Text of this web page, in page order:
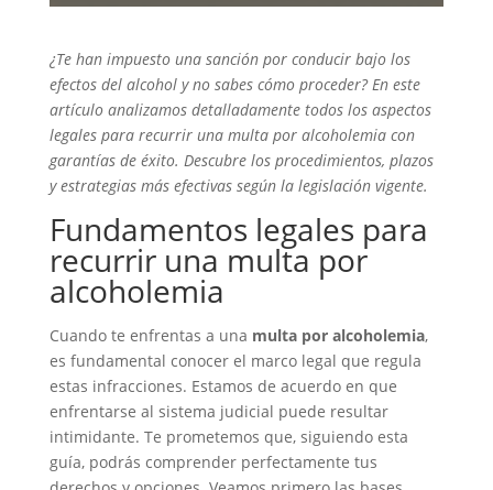
¿Te han impuesto una sanción por conducir bajo los
efectos del alcohol y no sabes cómo proceder? En este
artículo analizamos detalladamente todos los aspectos
legales para recurrir una multa por alcoholemia con
garantías de éxito. Descubre los procedimientos, plazos
y estrategias más efectivas según la legislación vigente.
Fundamentos legales para
recurrir una multa por
alcoholemia
Cuando te enfrentas a una multa por alcoholemia,
es fundamental conocer el marco legal que regula
estas infracciones. Estamos de acuerdo en que
enfrentarse al sistema judicial puede resultar
intimidante. Te prometemos que, siguiendo esta
guía, podrás comprender perfectamente tus